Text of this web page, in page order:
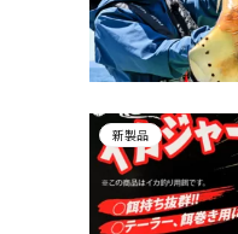
新製品